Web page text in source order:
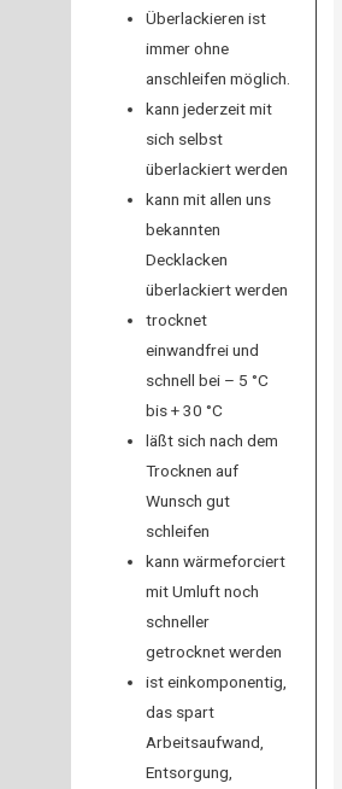
Überlackieren ist
immer ohne
anschleifen möglich.
kann jederzeit mit
sich selbst
überlackiert werden
kann mit allen uns
bekannten
Decklacken
überlackiert werden
trocknet
einwandfrei und
schnell bei – 5 °C
bis + 30 °C
läßt sich nach dem
Trocknen auf
Wunsch gut
schleifen
kann wärmeforciert
mit Umluft noch
schneller
getrocknet werden
ist einkomponentig,
das spart
Arbeitsaufwand,
Entsorgung,